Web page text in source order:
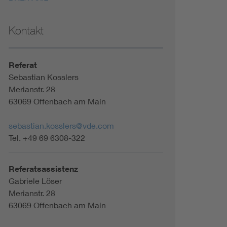
Kontakt
Referat
Sebastian Kosslers
Merianstr. 28
63069 Offenbach am Main
sebastian.kosslers@vde.com
Tel. +49 69 6308-322
Referatsassistenz
Gabriele Löser
Merianstr. 28
63069 Offenbach am Main